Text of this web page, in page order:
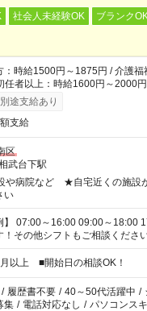
社会人未経験OK
ブランク
：時給1500円～1875円 / 介護福
任者以上：時給1600円～2000円
途支給あり
支給
区
武台下駅
や病院など ★自宅近くの施設
い
】 07:00～16:00 09:00～18:00 17:00
！その他シフトもご相談くださ
以上 ■開始日の相談OK！
/ 履歴書不要 / 40～50代活躍中 /
集 / 電話対応なし / パソコンス